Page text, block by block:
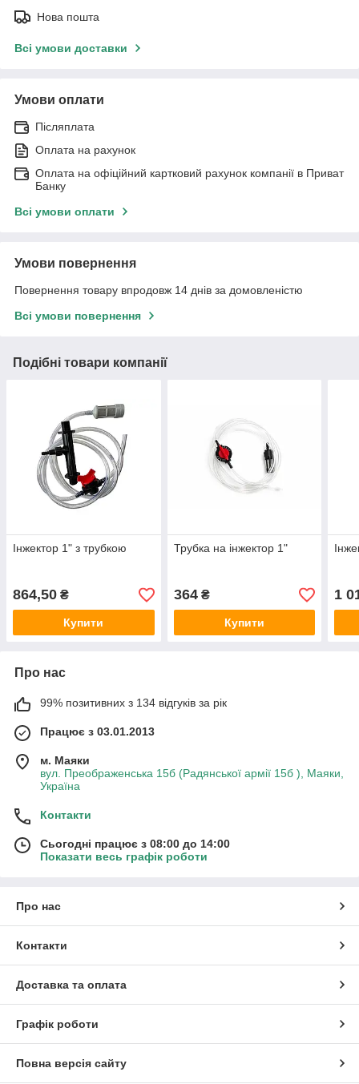
Нова пошта
Всі умови доставки
Умови оплати
Післяплата
Оплата на рахунок
Оплата на офіційний картковий рахунок компанії в Приват
Банку
Всі умови оплати
Умови повернення
Повернення товару впродовж 14 днів за домовленістю
Всі умови повернення
Подібні товари компанії
Інжектор 1" з трубкою
864,50 ₴
Купити
Трубка на інжектор 1"
364₴
Купити
1
Про нас
99% позитивних з 134 відгуків за рік
Працює з 03.01.2013
м. Маяки
вул. Преображенська 15б (Радянської армії 15б ), Маяки,
Україна
Контакти
Сьогодні працює з 08:00 до 14:00
Показати весь графік роботи
Про нас
Контакти
Доставка та оплата
Графік роботи
Повна версія сайту